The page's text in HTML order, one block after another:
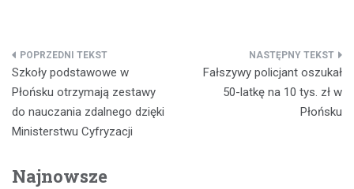
Nawigacja
wpisu
Szkoły podstawowe w
Płońsku otrzymają zestawy
do nauczania zdalnego dzięki
Ministerstwu Cyfryzacji
Fałszywy policjant oszukał
50-latkę na 10 tys. zł w
Płońsku
Najnowsze